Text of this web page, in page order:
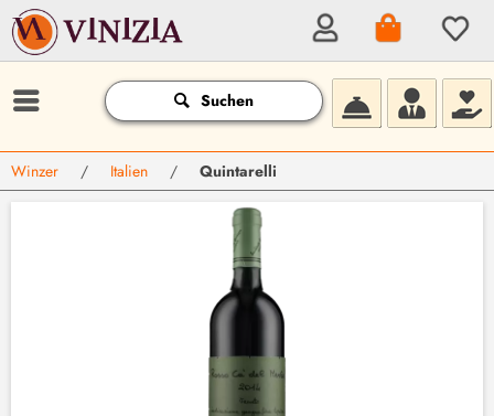
Suchen
Winzer / Italien / Quintarelli